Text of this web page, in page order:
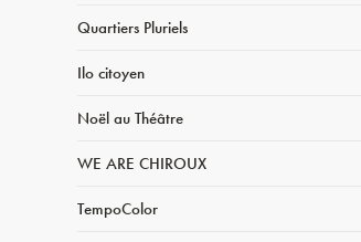
Quartiers Pluriels
Ilo citoyen
Noël au Théâtre
WE ARE CHIROUX
TempoColor